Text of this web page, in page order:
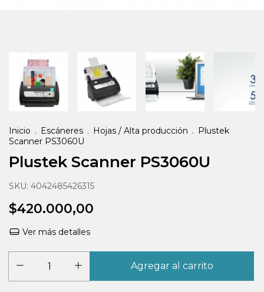
Inicio . Escáneres . Hojas / Alta producción . Plustek
Scanner PS3060U
Plustek Scanner PS3060U
SKU: 4042485426315
$420.000,00
Ver más detalles